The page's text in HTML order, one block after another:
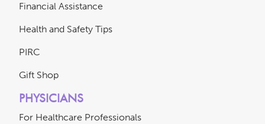
Financial Assistance
Health and Safety Tips
PIRC
Gift Shop
PHYSICIANS
For Healthcare Professionals